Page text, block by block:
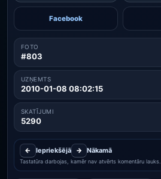
Facebook
FOTO
#803
UZŅEMTS
2010-01-08 08:02:15
SKATĪJUMI
5290
← Iepriekšējā → Nākamā
Tastatūra darbojas, kamēr nav atvērts komentāru lauks.